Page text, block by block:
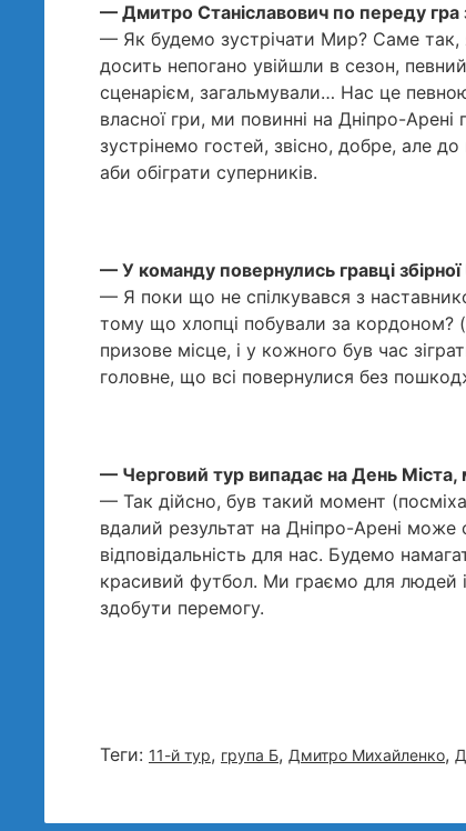
— Дмитро Станіславович по переду гра
— Як будемо зустрічати Мир? Саме так,
досить непогано увійшли в сезон,
сценарієм, загальмували… Нас це
власної гри, ми повинні на Дніпро-
зустрінемо гостей, звісно, добре, але
аби обіграти суперників.
— У команду повернулись гравці
— Я поки що не спілкувався з
тому що хлопці побували за кордоном?
призове місце, і у кожного був час
головне, що всі повернулися без
— Черговий тур випадає на День
— Так дійсно, був такий момент
вдалий результат на Дніпро-Арені може
відповідальність для нас. Будемо
красивий футбол. Ми граємо для людей
здобути перемогу.
Теги: 11-й тур, група Б, Дмитро Михайленко,